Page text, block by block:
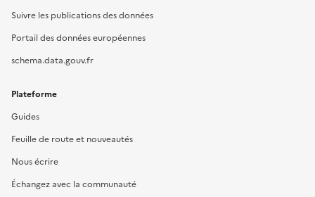
Suivre les publications des données
Portail des données européennes
schema.data.gouv.fr
Plateforme
Guides
Feuille de route et nouveautés
Nous écrire
Échangez avec la communauté